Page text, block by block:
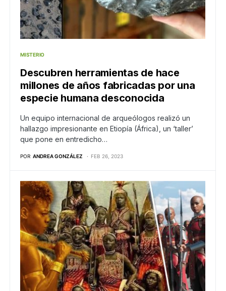
MISTERIO
Descubren herramientas de hace
millones de años fabricadas por una
especie humana desconocida
Un equipo internacional de arqueólogos realizó un
hallazgo impresionante en Etiopía (África), un ‘taller’
que pone en entredicho…
POR ANDREA GONZÁLEZ FEB 26, 2023